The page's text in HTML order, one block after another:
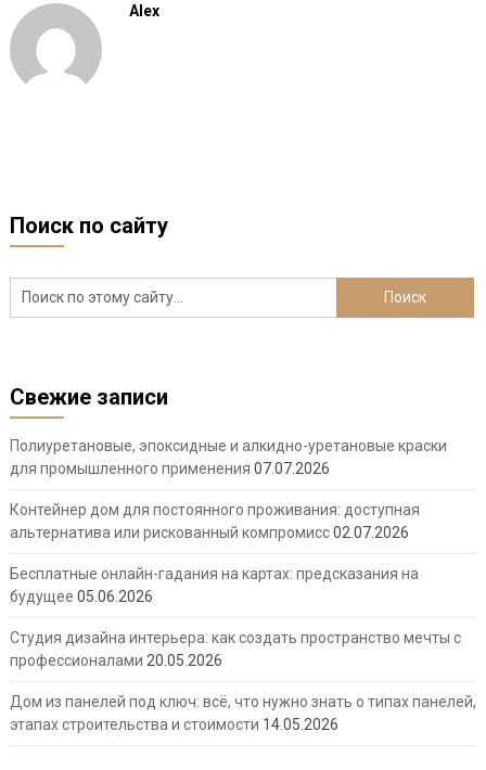
Alex
Поиск по сайту
Свежие записи
Полиуретановые, эпоксидные и алкидно-уретановые краски
для промышленного применения 07.07.2026
Контейнер дом для постоянного проживания: доступная
альтернатива или рискованный компромисс02.07.2026
Бесплатные онлайн-гадания на картах: предсказания на
будущее 05.06.2026
Студия дизайна интерьера: как создать пространство мечты с
профессионалами 20.05.2026
Дом из панелей под ключ: всё, что нужно знать о типах панелей,
этапах строительства и стоимости 14.05.2026